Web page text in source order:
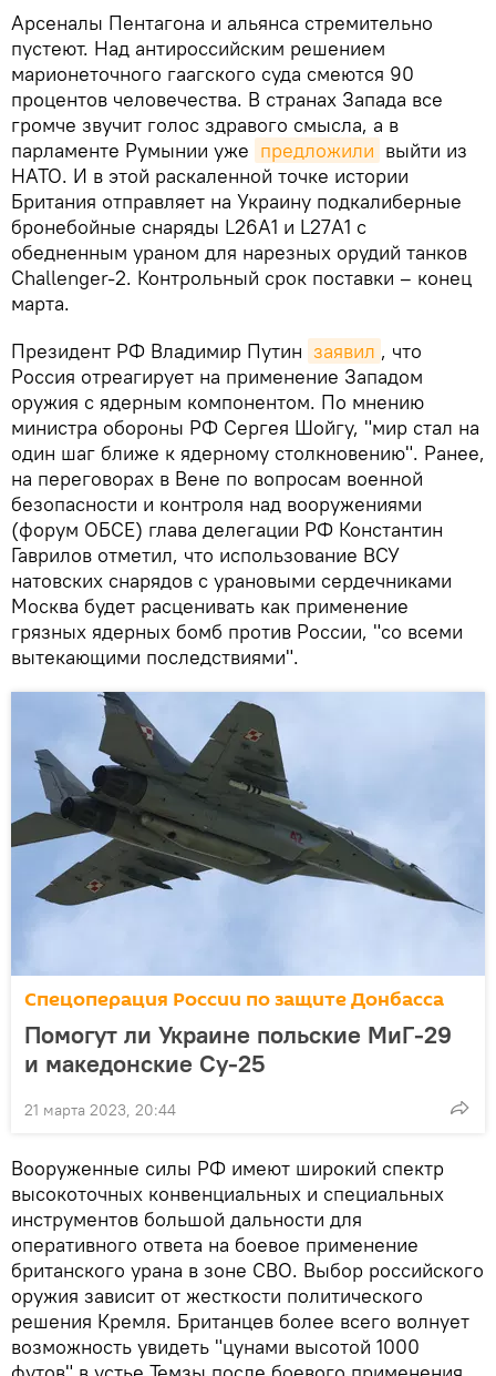
Арсеналы Пентагона и альянса стремительно
пустеют. Над антироссийским решением
марионеточного гаагского суда смеются 90
процентов человечества. В странах Запада все
громче звучит голос здравого смысла, а в
парламенте Румынии уже предложили выйти из
НАТО. И в этой раскаленной точке истории
Британия отправляет на Украину подкалиберные
бронебойные снаряды L26A1 и L27A1 с
обедненным ураном для нарезных орудий танков
Challenger-2. Контрольный срок поставки – конец
марта.
Президент РФ Владимир Путин заявил , что
Россия отреагирует на применение Западом
оружия с ядерным компонентом. По мнению
министра обороны РФ Сергея Шойгу, "мир стал на
один шаг ближе к ядерному столкновению". Ранее,
на переговорах в Вене по вопросам военной
безопасности и контроля над вооружениями
(форум ОБСЕ) глава делегации РФ Константин
Гаврилов отметил, что использование ВСУ
натовских снарядов с урановыми сердечниками
Москва будет расценивать как применение
грязных ядерных бомб против России, "со всеми
вытекающими последствиями".
Спецоперация России по защите Донбасса
Помогут ли Украине польские МиГ-29
и македонские Су-25
21 марта 2023, 20:44
Вооруженные силы РФ имеют широкий спектр
высокоточных конвенциальных и специальных
инструментов большой дальности для
оперативного ответа на боевое применение
британского урана в зоне СВО. Выбор российского
оружия зависит от жесткости политического
решения Кремля. Британцев более всего волнует
возможность увидеть "цунами высотой 1000